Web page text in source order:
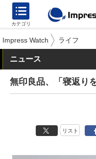
カテゴリ
Impress Watch ライフ
ニュース
無印良品、「寝返り
リスト